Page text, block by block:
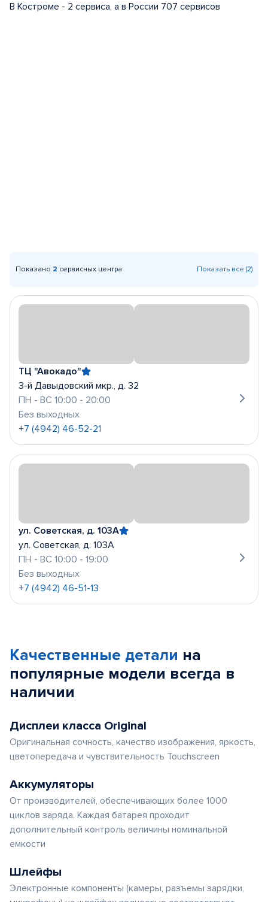
В Костроме - 2 сервиса, а в России 707 сервисов
Показано 2 сервисных центра Показать все (2)
ТЦ "Авокадо"
3-й Давыдовский мкр., д. 32
ПН - ВС 10:00 - 20:00
Без выходных
+7 (4942) 46-52-21
ул. Советская, д. 103А
ул. Советская, д. 103А
ПН - ВС 10:00 - 19:00
Без выходных
+7 (4942) 46-51-13
Качественные детали на
популярные модели всегда в
наличии
Дисплеи класса Original
Оригинальная сочность, качество изображения, яркость,
цветопередача и чувствительность Touchscreen
Аккумуляторы
От производителей, обеспечивающих более 1000
циклов заряда. Каждая батарея проходит
дополнительный контроль величины номинальной
емкости
Шлейфы
Электронные компоненты (камеры, разъемы зарядки,